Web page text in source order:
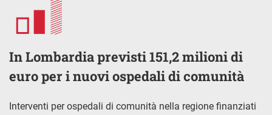
In Lombardia previsti 151,2 milioni di
euro per i nuovi ospedali di comunità
Interventi per ospedali di comunità nella regione finanziati